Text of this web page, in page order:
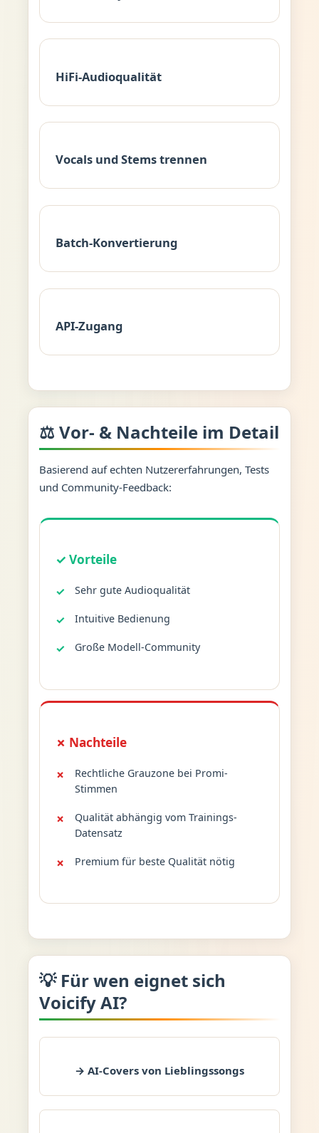
HiFi-Audioqualität
Vocals und Stems trennen
Batch-Konvertierung
API-Zugang
⚖️ Vor- & Nachteile im Detail
Basierend auf echten Nutzererfahrungen, Tests
und Community-Feedback:
✓ Vorteile
Sehr gute Audioqualität
Intuitive Bedienung
Große Modell-Community
✗ Nachteile
Rechtliche Grauzone bei Promi-
Stimmen
Qualität abhängig vom Trainings-
Datensatz
Premium für beste Qualität nötig
💡 Für wen eignet sich
Voicify AI?
→ AI-Covers von Lieblingssongs